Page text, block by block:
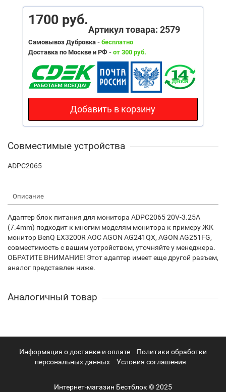
1700 руб.
Артикул товара: 2579
Самовывоз Дубровка - бесплатно
Доставка по Москве и РФ - от 300 руб.
Добавить в корзину
Совместимые устройства
ADPC2065
Описание
Адаптер блок питания для монитора ADPC2065 20V-3.25A
(7.4mm) подходит к многим моделям монитора к примеру ЖК
монитор BenQ EX3200R AOC AGON AG241QX, AGON AG251FG,
совместимость с вашим устройством, уточняйте у менеджера.
ОБРАТИТЕ ВНИМАНИЕ! Этот адаптер имеет еще другой разъем,
аналог представлен ниже.
Аналогичный товар
Информация о доставке и оплате
Политики обработки
персональных данных
Условия соглашения
Интернет-магазин Бестблок © 2025